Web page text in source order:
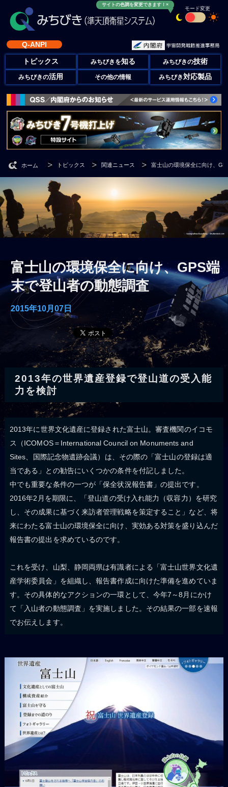
サイトの色調を変更できます！×
モード変更
Q-ANPI
トピックス みちびきを知る みちびきの技術
みちびきの活用 その他の情報 みちびき対応製品
ホーム トピックス 関連ニュース 富士山の環境保全に向け、
富士山の環境保全に向け、GPS端
末で登山者の動態調査
2015年10月07日
2013年の世界遺産登録で登山道の受入能
力を検討
2013年に世界文化遺産に登録された富士山。審査機関のイコモ
ス（ICOMOS＝International Council on Monuments and
Sites、国際記念物遺跡会議）は、その際の「富士山の登録は適
当である」との勧告にいくつかの条件を付記しました。
中でも重要な条件の一つが「保全状況報告書」の提出です。
2016年2月を期限に、「登山道の受け入れ能力（収容力）を研究
し、その成果に基づく来訪者管理戦略を策定すること」など、将
来にわたる富士山の環境保全に向け、実効ある対策を盛り込んだ
報告書の提出を求めているのです。
これを受け、山梨、静岡両県は有識者による「富士山世界文化遺
産学術委員会」を組織し、報告書作成に向けた準備を進めていま
す。その具体的なアクションの一環として、今年7～8月にかけ
て「入山者の動態調査」を実施しました。その結果の一部を速報
でお伝えします。